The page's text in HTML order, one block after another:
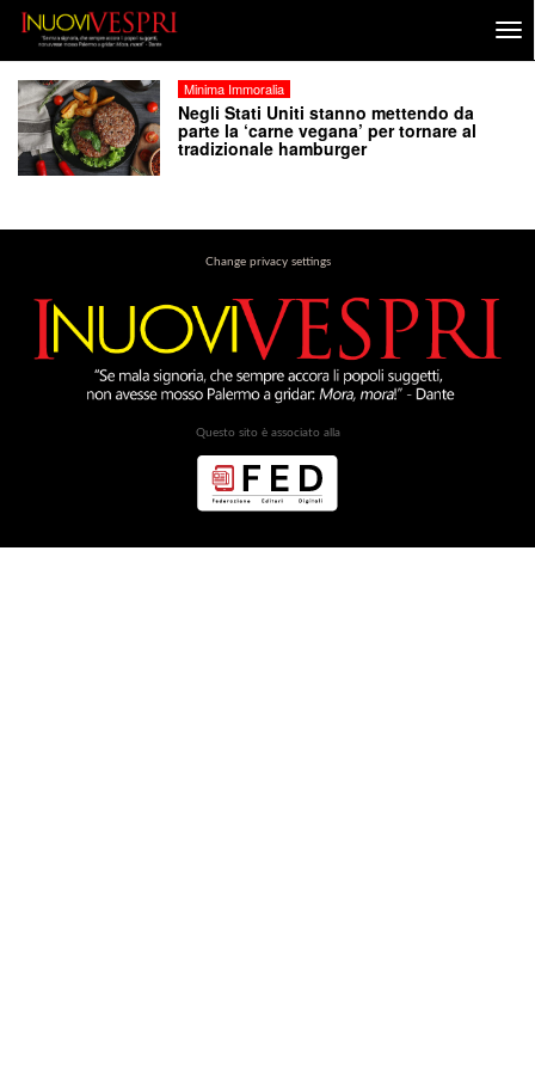
Minima Immoralia
Negli Stati Uniti stanno mettendo da
parte la ‘carne vegana’ per tornare al
tradizionale hamburger
Change privacy settings
Questo sito è associato alla